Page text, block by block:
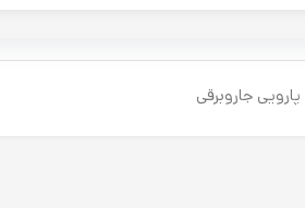
پارویی جاروبرقی